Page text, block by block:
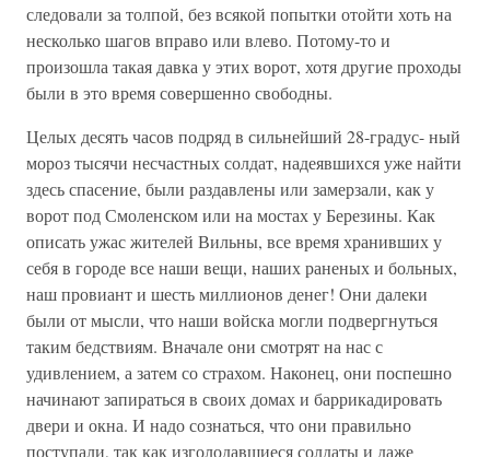
следовали за толпой, без всякой попытки отойти хоть на
несколько шагов вправо или влево. Потому-то и
произошла такая давка у этих ворот, хотя другие проходы
были в это время совершенно свободны.
Целых десять часов подряд в сильнейший 28-градус- ный
мороз тысячи несчастных солдат, надеявшихся уже найти
здесь спасение, были раздавлены или замерзали, как у
ворот под Смоленском или на мостах у Березины. Как
описать ужас жителей Вильны, все время хранивших у
себя в городе все наши вещи, наших раненых и больных,
наш провиант и шесть миллионов денег! Они далеки
были от мысли, что наши войска могли подвергнуться
таким бедствиям. Вначале они смотрят на нас с
удивлением, а затем со страхом. Наконец, они поспешно
начинают запираться в своих домах и баррикадировать
двери и окна. И надо сознаться, что они правильно
поступали, так как изголодавшиеся солдаты и даже